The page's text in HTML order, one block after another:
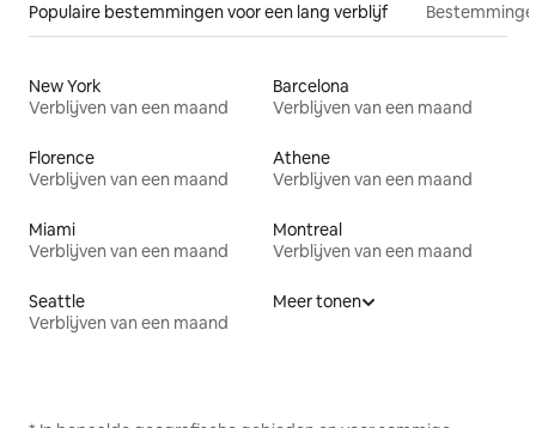
Populaire bestemmingen voor een lang verblijf
New York
Verblijven van een maand
Barcelona
Verblijven van een maand
Florence
Verblijven van een maand
Athene
Verblijven van een maand
Miami
Verblijven van een maand
Montreal
Verblijven van een maand
Seattle
Verblijven van een maand
Meer tonen